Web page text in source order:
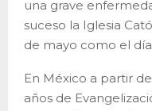
una grave
suceso la Iglesia
de mayo como el
En México a partir
años de